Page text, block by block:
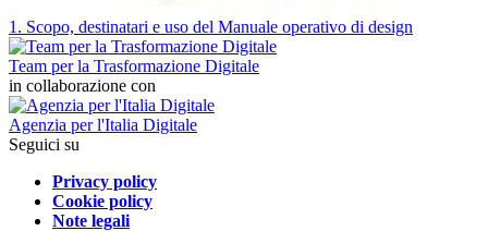
1. Scopo, destinatari e uso del Manuale operativo di design
Team per la Trasformazione Digitale
in collaborazione con
Agenzia per l'Italia Digitale
Seguici su
Privacy policy
Cookie policy
Note legali